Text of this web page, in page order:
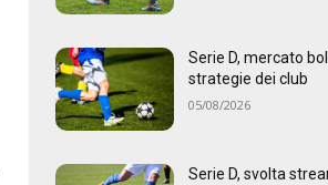
Serie D, mercato
strategie dei club
05/08/2026
Serie D, svolta